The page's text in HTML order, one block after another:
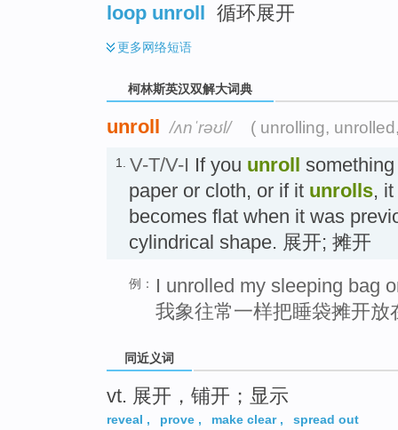
loop unroll 循环展开
更多网络短语
柯林斯英汉双解大词典
unroll /ʌnˈrəʊl/ ( unrolling,
1. V-T/V-I If you unroll
paper or cloth, or if it unrolls,
becomes flat when it was
cylindrical shape. 展开; 摊开
例：
I unrolled my sleeping bag
我象往常一样把睡袋摊开放
同近义词
vt. 展开，铺开；显示
reveal , prove , make clear, spread out